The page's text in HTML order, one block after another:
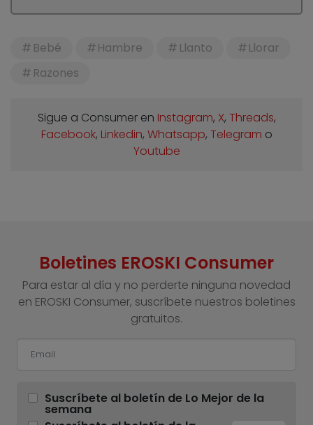
Bebé Hambre Llanto
Llorar
Razones
Sigue a Consumer en Instagram, X, Threads,
Facebook, Linkedin, Whatsapp, Telegram o
Youtube
Boletines EROSKI Consumer
Para estar al día y no perderte ninguna novedad
en EROSKI Consumer, suscríbete nuestros boletines
gratuitos.
Suscríbete al boletín de Lo Mejor de la
semana